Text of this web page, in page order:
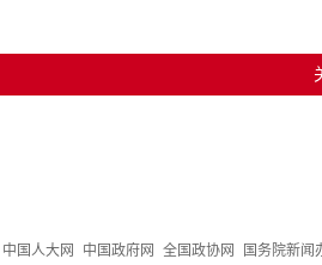
中国人大网 中国政府网 全国政协网 国务院新闻